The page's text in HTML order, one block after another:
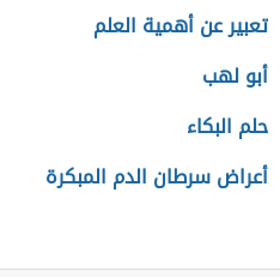
تعبير عن أهمية العلم
أبو لهب
حلم البكاء
أعراض سرطان الدم المبكرة